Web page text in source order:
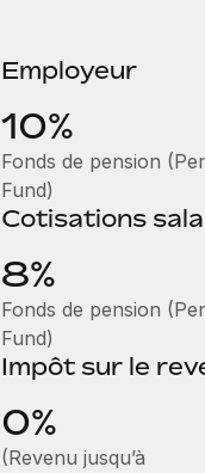
Employeur
10%
Fonds de pension
Fund)
Cotisations
8%
Fonds de pension
Fund)
Impôt sur le
0%
(Revenu jusqu’à